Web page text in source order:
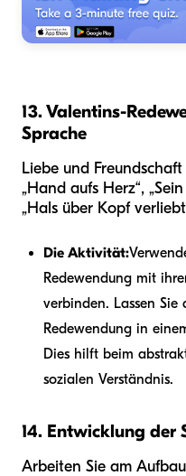
13. Valentins-
Sprache
Liebe und
„Hand aufs Herz“,
„Hals über Kopf verliebt
Die Aktivität:
Redewendung mit
verbinden. Lassen Sie
Redewendung in
Dies hilft beim
sozialen Verständnis.
14. Entwicklung
Arbeiten Sie am